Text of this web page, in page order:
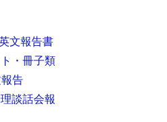
文報告書
・冊子類
告
談話会報